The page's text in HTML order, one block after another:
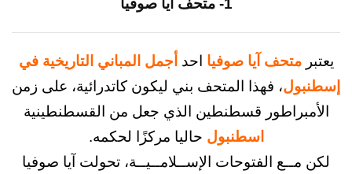
آيا صوفيا احدأجمل المباني التاريخية في
، فهذا المتحف بني ليكون كاتدرائية، على زمن
قسطنطين الذي جعل من القسطنطينية
اسطنبولحاليا مركزًا لحكمه.
الفتوحات الإســلامــيــة، تحولت آيا صوفيا